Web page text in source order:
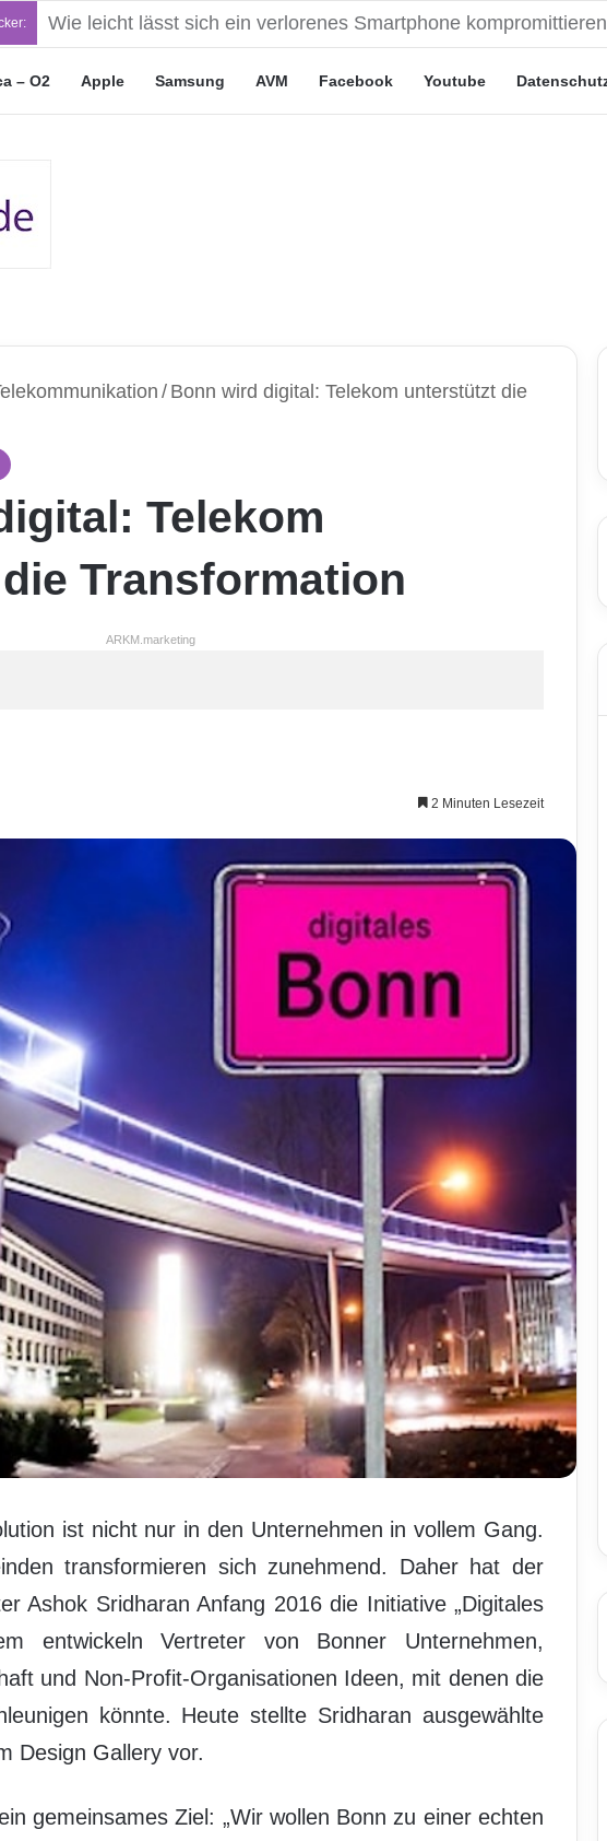
„Junge Leute“-Tarife: Marketing-Trick oder echte Vorteile?
– O2 Apple Samsung AVM Facebook Youtube
/ Bonn wird digital: Telekom unterstützt die
Telekom
Transformation
ARKM.marketing
2 Minuten Lesezeit
ist nicht nur in den Unternehmen in vollem Gang.
transformieren sich zunehmend. Daher hat der
Ashok Sridharan Anfang 2016 die Initiative „Digitales
entwickeln Vertreter von Bonner Unternehmen,
und Non-Profit-Organisationen Ideen, mit denen die
könnte. Heute stellte Sridharan ausgewählte
Design Gallery vor.
gemeinsames Ziel: „Wir wollen Bonn zu einer echten